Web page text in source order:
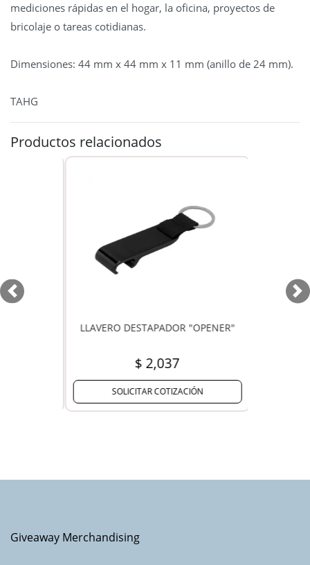
mediciones rápidas en el hogar, la oficina, proyectos de
bricolaje o tareas cotidianas.
Dimensiones: 44 mm x 44 mm x 11 mm (anillo de 24 mm).
TAHG
Productos relacionados
Previous
LLAVERO DESTAPADOR "OPENER"
$ 2,037
SOLICITAR COTIZACIÓN
Giveaway Merchandising